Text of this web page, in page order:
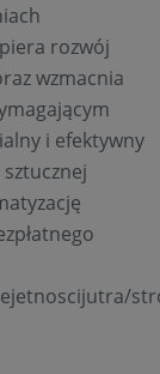
rozwój
wzmacnia
i efektywny